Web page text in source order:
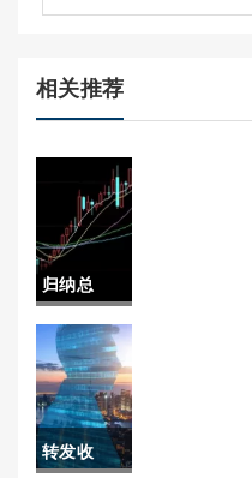
相关推荐
归纳总
结！恒指
A1905(恒
指如何开
户)
转发收